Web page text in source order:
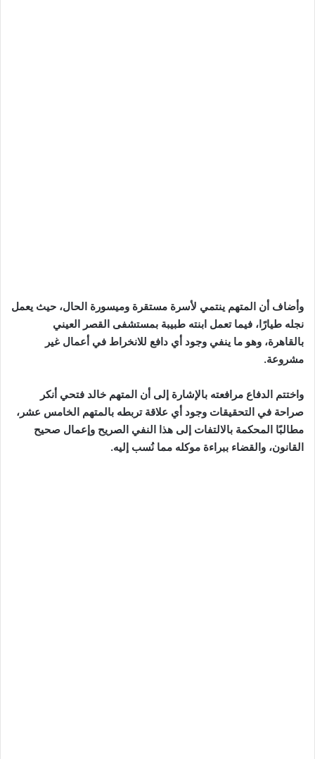
وأضاف أن المتهم ينتمي لأسرة مستقرة وميسورة الحال، حيث يعمل
نجله طيارًا، فيما تعمل ابنته طبيبة بمستشفى القصر العيني
بالقاهرة، وهو ما ينفي وجود أي دافع للانخراط في أعمال غير
مشروعة.
واختتم الدفاع مرافعته بالإشارة إلى أن المتهم خالد فتحي أنكر
صراحة في التحقيقات وجود أي علاقة تربطه بالمتهم الخامس عشر،
مطالبًا المحكمة بالالتفات إلى هذا النفي الصريح وإعمال صحيح
القانون، والقضاء ببراءة موكله مما نُسب إليه.